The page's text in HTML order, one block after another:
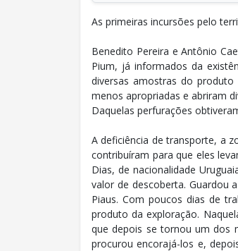
As primeiras incursões pelo
Benedito Pereira e Antônio
Pium, já informados da
diversas amostras do
menos apropriadas e abriram
Daquelas perfurações
A deficiência de transporte, a
contribuíram para que eles
Dias, de nacionalidade
valor de descoberta. Guardou
Piaus. Com poucos dias de
produto da exploração.
que depois se tornou um dos
procurou encorajá-los e,